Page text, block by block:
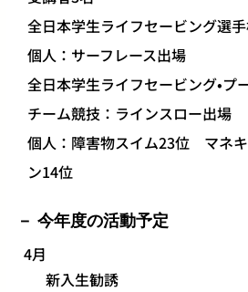
全日本学生ライフセービング選
個人：サーフレース出場
全日本学生ライフセービング•プ
チーム競技：ラインスロー出場
個人：障害物スイム23位 マネキ
ン14位
今年度の活動予定
4月
新入生勧誘